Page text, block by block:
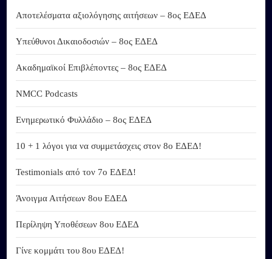
Αποτελέσματα αξιολόγησης αιτήσεων – 8ος ΕΔΕΔ
Υπεύθυνοι Δικαιοδοσιών – 8ος ΕΔΕΔ
Ακαδημαϊκοί Επιβλέποντες – 8ος ΕΔΕΔ
NMCC Podcasts
Ενημερωτικό Φυλλάδιο – 8ος ΕΔΕΔ
10 + 1 λόγοι για να συμμετάσχεις στον 8ο ΕΔΕΔ!
Testimonials από τον 7ο ΕΔΕΔ!
Άνοιγμα Αιτήσεων 8ου ΕΔΕΔ
Περίληψη Υποθέσεων 8ου ΕΔΕΔ
Γίνε κομμάτι του 8ου ΕΔΕΔ!